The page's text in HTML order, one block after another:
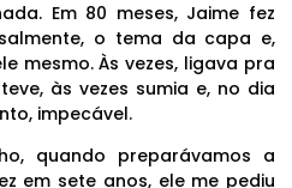
Em 80 meses, Jaime fez
o tema da capa e,
mesmo. Às vezes, ligava pra
às vezes sumia e, no dia
impecável.
quando preparávamos a
em sete anos, ele me pediu